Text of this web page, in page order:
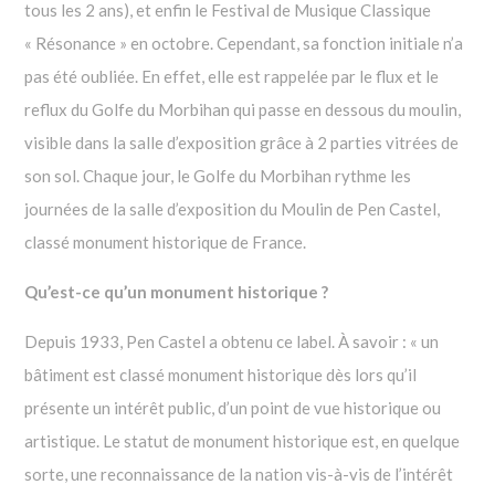
tous les 2 ans), et enfin le Festival de Musique Classique
« Résonance » en octobre. Cependant, sa fonction initiale n’a
pas été oubliée. En effet, elle est rappelée par le flux et le
reflux du Golfe du Morbihan qui passe en dessous du moulin,
visible dans la salle d’exposition grâce à 2 parties vitrées de
son sol. Chaque jour, le Golfe du Morbihan rythme les
journées de la salle d’exposition du Moulin de Pen Castel,
classé monument historique de France.
Qu’est-ce qu’un monument historique ?
Depuis 1933, Pen Castel a obtenu ce label. À savoir : « un
bâtiment est classé monument historique dès lors qu’il
présente un intérêt public, d’un point de vue historique ou
artistique. Le statut de monument historique est, en quelque
sorte, une reconnaissance de la nation vis-à-vis de l’intérêt